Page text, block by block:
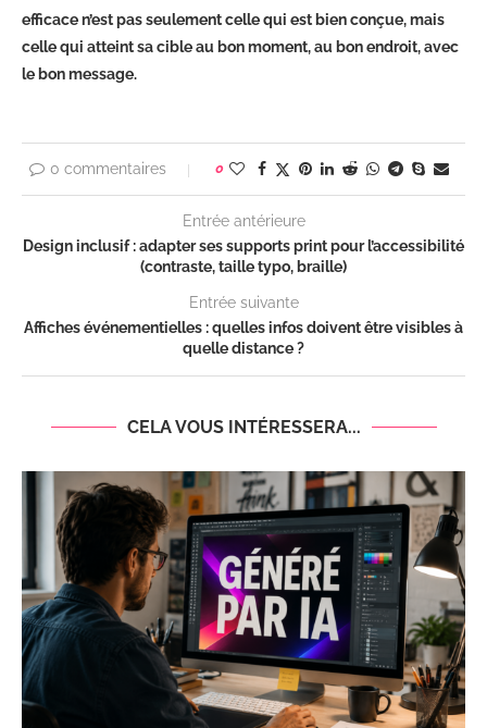
efficace n’est pas seulement celle qui est bien conçue, mais
celle qui atteint sa cible au bon moment, au bon endroit, avec
le bon message.
0 commentaires 0
Entrée antérieure
Design inclusif : adapter ses supports print pour l’accessibilité
(contraste, taille typo, braille)
Entrée suivante
Affiches événementielles : quelles infos doivent être visibles à
quelle distance ?
CELA VOUS INTÉRESSERA...